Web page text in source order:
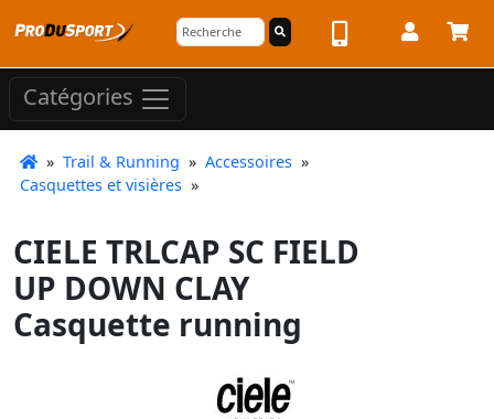
Catégories
» Trail & Running » Accessoires »
Casquettes et visières »
CIELE TRLCAP SC FIELD
UP DOWN CLAY
Casquette running